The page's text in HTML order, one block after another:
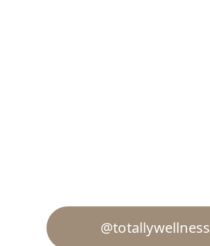
@totallywellness